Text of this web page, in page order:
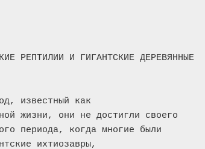
РЕПТИЛИИ И ГИГАНТСКИЕ ДЕРЕВЯННЫЕ
известный как
жизни, они не достигли своего
периода, когда многие были
ихтиозавры,